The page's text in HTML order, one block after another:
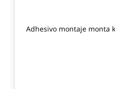
Adhesivo montaje monta